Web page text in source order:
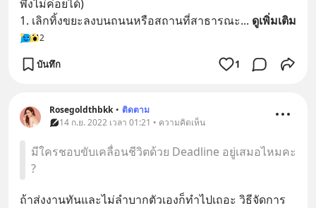
พึ่งไม่ค่อยได้)
1. เลิกทิ้งขยะลงบนถนนหรือสถานที่สาธารณะ... ดูเพิ่มเติม
2
บันทึก 1
Rosegoldthbkk • ติดตาม
14 ก.ย. 2022 เวลา 01:21 • ความคิดเห็น
มีใครชอบขับเคลื่อนชีวิตด้วย Deadline อยู่เสมอไหมคะ
?
ถ้าส่งงานทันและไม่ลำบากตัวเองก็ทำไปเถอะ วิธีจัดการ